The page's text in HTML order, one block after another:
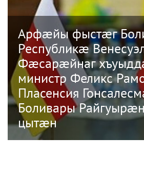
Арфæйы фыстæг
Республикæ
Фæсарæйнаг
министр Феликс
Пласенсия
Боливары
цытæн